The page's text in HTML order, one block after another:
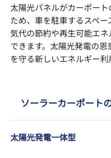
太陽光パネルがカーポー
ため、車を駐車するスペ
気代の節約や再生可能エ
できます。太陽光発電の
を守る新しいエネルギー利
ソーラーカーポート
太陽光発電一体型